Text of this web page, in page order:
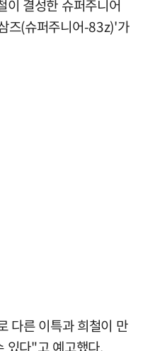
결성한 슈퍼주니어
즈(슈퍼주니어-83z)'가
다른 이특과 희철이 만
있다"고 예고했다.